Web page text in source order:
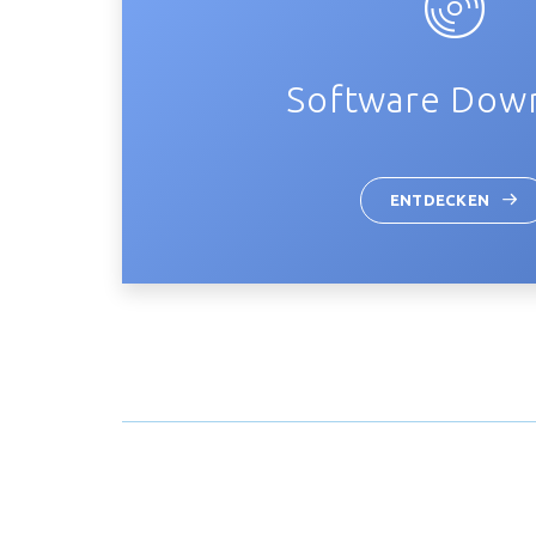
Software
ENTDECKEN